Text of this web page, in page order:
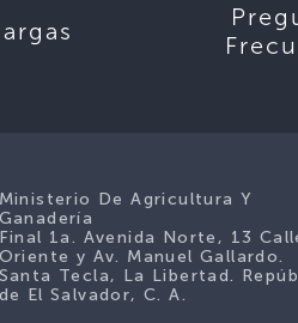
Ministerio De Agricultura Y
Ganadería
Final 1a. Avenida Norte, 13
Oriente y Av. Manuel Gallardo.
Santa Tecla, La Libertad.
de El Salvador, C. A.